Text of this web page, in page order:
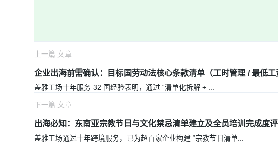
上一篇 文章
企业出海前需确认：目标国劳动法核心条款清单（工时管理 / 最低工
盖雅工场十年服务 32 国经验表明，通过 “清单化拆解 +
下一篇 文章
出海必知：东南亚宗教节日与文化禁忌清单建立及全员培训完成度
盖雅工场通过十年跨境服务，已为超百家企业构建 “宗教节日清单